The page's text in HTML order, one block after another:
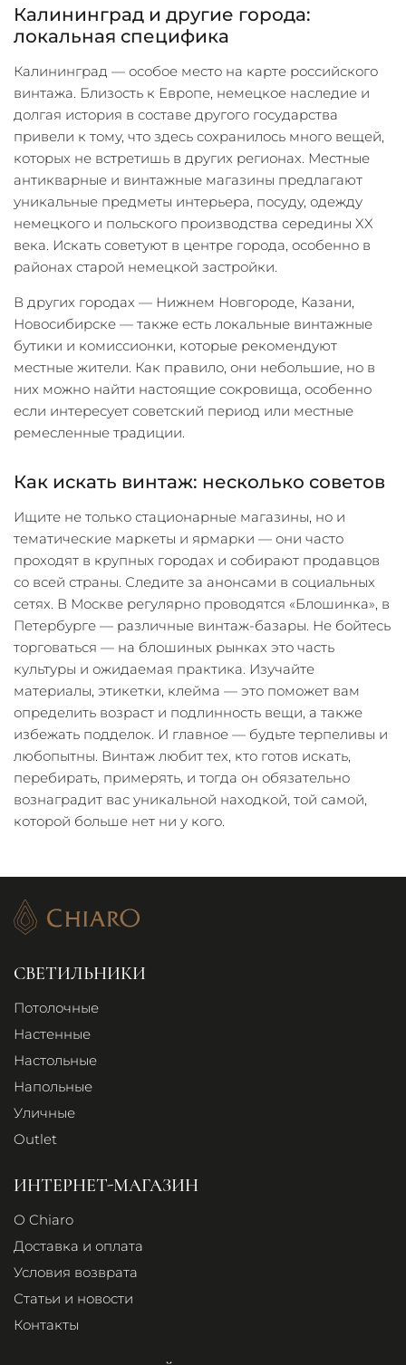
Калининград и другие города:
локальная специфика
Калининград — особое место на карте российского
винтажа. Близость к Европе, немецкое наследие и
долгая история в составе другого государства
привели к тому, что здесь сохранилось много вещей,
которых не встретишь в других регионах. Местные
антикварные и винтажные магазины предлагают
уникальные предметы интерьера, посуду, одежду
немецкого и польского производства середины XX
века. Искать советуют в центре города, особенно в
районах старой немецкой застройки.
В других городах — Нижнем Новгороде, Казани,
Новосибирске — также есть локальные винтажные
бутики и комиссионки, которые рекомендуют
местные жители. Как правило, они небольшие, но в
них можно найти настоящие сокровища, особенно
если интересует советский период или местные
ремесленные традиции.
Как искать винтаж: несколько советов
Ищите не только стационарные магазины, но и
тематические маркеты и ярмарки — они часто
проходят в крупных городах и собирают продавцов
со всей страны. Следите за анонсами в социальных
сетях. В Москве регулярно проводятся «Блошинка», в
Петербурге — различные винтаж-базары. Не бойтесь
торговаться — на блошиных рынках это часть
культуры и ожидаемая практика. Изучайте
материалы, этикетки, клейма — это поможет вам
определить возраст и подлинность вещи, а также
избежать подделок. И главное — будьте терпеливы и
любопытны. Винтаж любит тех, кто готов искать,
перебирать, примерять, и тогда он обязательно
вознаградит вас уникальной находкой, той самой,
которой больше нет ни у кого.
СВЕТИЛЬНИКИ
Потолочные
Настенные
Настольные
Напольные
Уличные
Outlet
ИНТЕРНЕТ-МАГАЗИН
О Chiaro
Доставка и оплата
Условия возврата
Статьи и новости
Контакты